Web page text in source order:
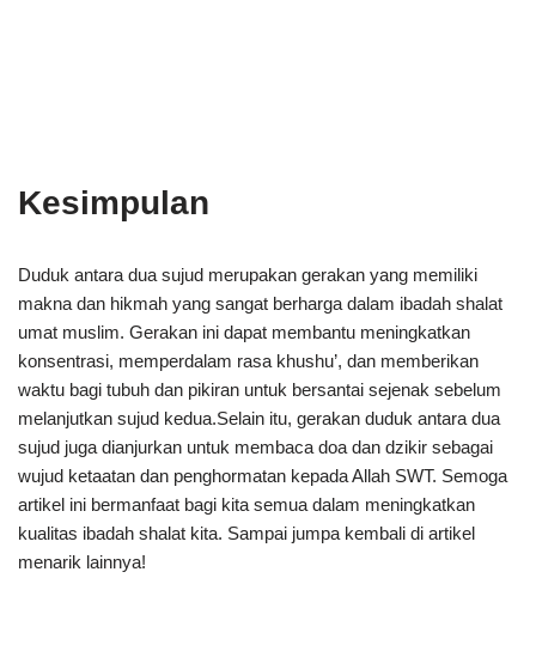
Kesimpulan
Duduk antara dua sujud merupakan gerakan yang memiliki
makna dan hikmah yang sangat berharga dalam ibadah shalat
umat muslim. Gerakan ini dapat membantu meningkatkan
konsentrasi, memperdalam rasa khushu’, dan memberikan
waktu bagi tubuh dan pikiran untuk bersantai sejenak sebelum
melanjutkan sujud kedua.Selain itu, gerakan duduk antara dua
sujud juga dianjurkan untuk membaca doa dan dzikir sebagai
wujud ketaatan dan penghormatan kepada Allah SWT. Semoga
artikel ini bermanfaat bagi kita semua dalam meningkatkan
kualitas ibadah shalat kita. Sampai jumpa kembali di artikel
menarik lainnya!